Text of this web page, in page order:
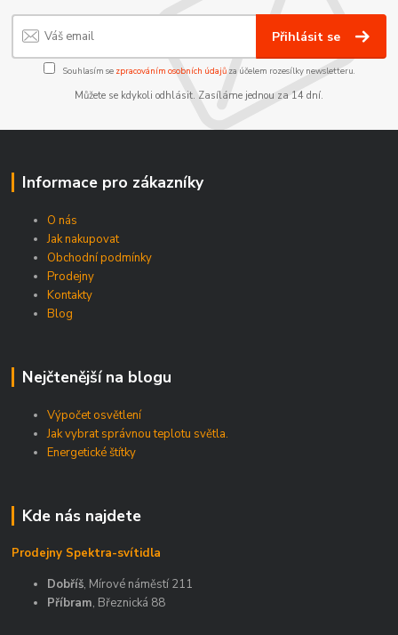
Přihlásit se
Souhlasím se zpracováním osobních údajůza účelem rozesílky newsletteru.
Můžete se kdykoli odhlásit. Zasíláme jednou za 14 dní.
Informace pro zákazníky
O nás
Jak nakupovat
Obchodní podmínky
Prodejny
Kontakty
Blog
Nejčtenější na blogu
Výpočet osvětlení
Jak vybrat správnou teplotu světla.
Energetické štítky
Kde nás najdete
Prodejny Spektra-svítidla
Dobříš, Mírové náměstí 211
Příbram, Březnická 88